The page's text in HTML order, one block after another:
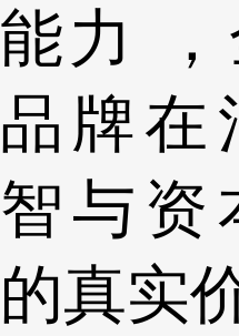
能力
品牌在
智与资
的真实